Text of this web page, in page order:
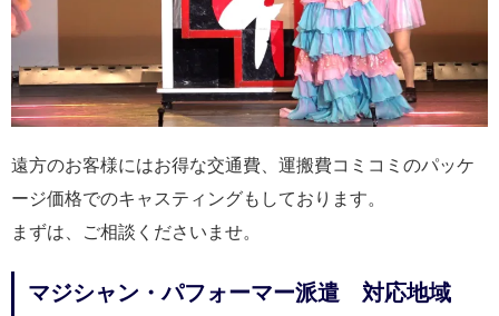
遠方のお客様にはお得な交通費、運搬費コミコミのパッケ
ージ価格でのキャスティングもしております。
まずは、ご相談くださいませ。
マジシャン・パフォーマー派遣 対応地域